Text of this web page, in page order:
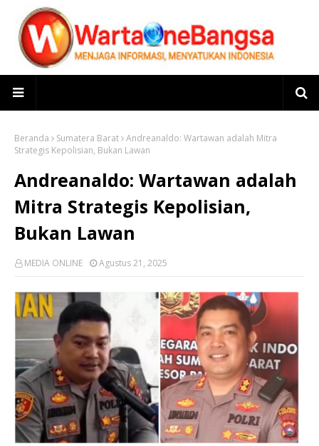
Beranda Sumatera Barat Andreanaldo: Wartawan adalah Mitra
Strategis Kepolisian, Bukan Lawan
Andreanaldo: Wartawan adalah
Mitra Strategis Kepolisian,
Bukan Lawan
MEDIA ONLINE Agustus 21, 2025